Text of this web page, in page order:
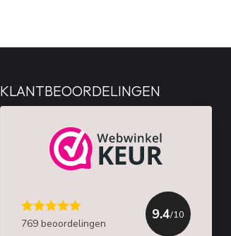
KLANTBEOORDELINGEN
769 beoordelingen
9.4/10